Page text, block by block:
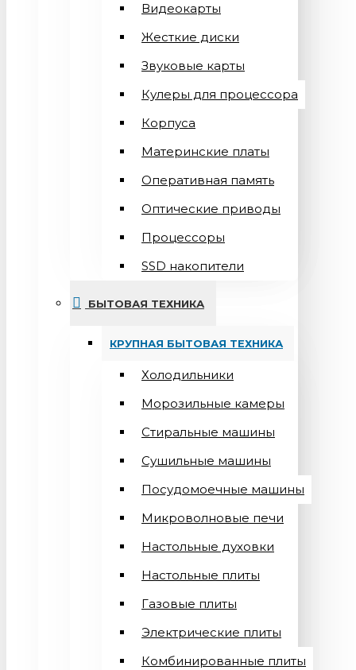
Видеокарты
Жесткие диски
Звуковые карты
Кулеры для процессора
Корпуса
Материнские платы
Оперативная память
Оптические приводы
Процессоры
SSD накопители
БЫТОВАЯ ТЕХНИКА
КРУПНАЯ БЫТОВАЯ ТЕХНИКА
Холодильники
Морозильные камеры
Стиральные машины
Сушильные машины
Посудомоечные машины
Микроволновые печи
Настольные духовки
Настольные плиты
Газовые плиты
Электрические плиты
Комбинированные плиты